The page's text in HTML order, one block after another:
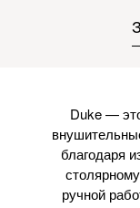
Duke —
благодаря
ручной